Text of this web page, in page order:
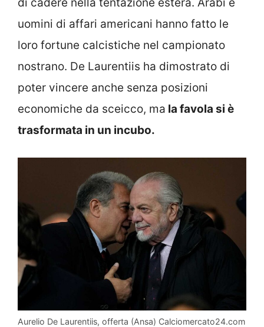
uomini di affari americani hanno fatto le
loro fortune calcistiche nel campionato
nostrano. De Laurentiis ha dimostrato di
poter vincere anche senza posizioni
economiche da sceicco, ma la favola si è
trasformata in un incubo.
Aurelio De Laurentiis, offerta (Ansa) Calciomercato24.com